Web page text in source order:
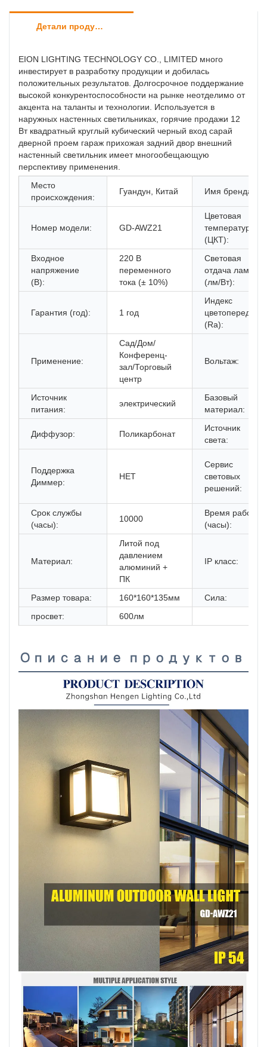
Детали продуктов
EION LIGHTING TECHNOLOGY CO., LIMITED много
инвестирует в разработку продукции и добилась
положительных результатов. Долгосрочное поддержание
высокой конкурентоспособности на рынке неотделимо от
акцента на таланты и технологии. Используется в
наружных настенных светильниках, горячие продажи 12
Вт квадратный круглый кубический черный вход сарай
дверной проем гараж прихожая задний двор внешний
настенный светильник имеет многообещающую
перспективу применения.
Место
происхождения:
Гуандун, Китай Имя бренда:
Номер модели: GD-AWZ21
Цветовая
температура
(ЦКТ):
Входное
напряжение
(В):
220 В
переменного
тока (± 10%)
Световая
отдача лампы
(лм/Вт):
Гарантия (год): 1 год
Индекс
цветопередачи
(Ra):
Применение:
Сад/Дом/
Конференц-
зал/Торговый
центр
Вольтаж:
Источник
питания:
электрический
Базовый
материал:
Диффузор: Поликарбонат
Источник
света:
Поддержка
Диммер:
НЕТ
Сервис
световых
решений:
Срок службы
(часы):
10000
Время работы
(часы):
Материал:
Литой под
давлением
алюминий +
ПК
IP класс:
Размер товара: 160*160*135мм
Сила:
просвет:
600лм
Описание продуктов